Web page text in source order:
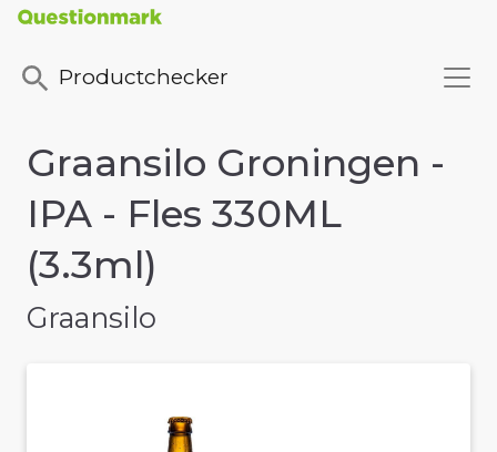
Productchecker
Graansilo Groningen -
IPA - Fles 330ML
(3.3ml)
Graansilo